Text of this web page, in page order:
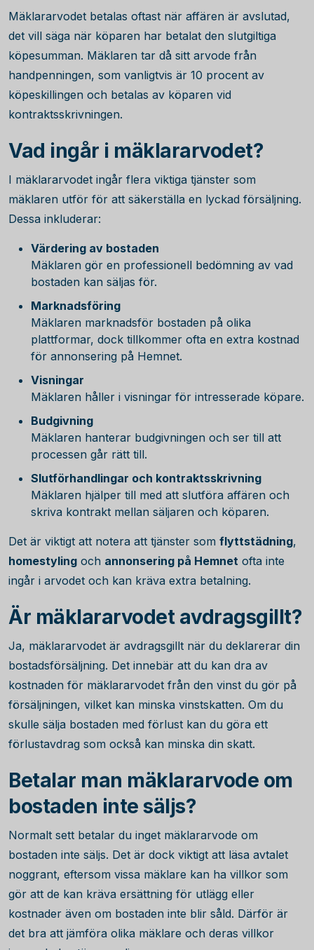
Mäklararvodet betalas oftast när affären är avslutad,
det vill säga när köparen har betalat den slutgiltiga
köpesumman. Mäklaren tar då sitt arvode från
handpenningen, som vanligtvis är 10 procent av
köpeskillingen och betalas av köparen vid
kontraktsskrivningen.
Vad ingår i mäklararvodet?
I mäklararvodet ingår flera viktiga tjänster som
mäklaren utför för att säkerställa en lyckad försäljning.
Dessa inkluderar:
Värdering av bostaden
Mäklaren gör en professionell bedömning av vad
bostaden kan säljas för.
Marknadsföring
Mäklaren marknadsför bostaden på olika
plattformar, dock tillkommer ofta en extra kostnad
för annonsering på Hemnet.
Visningar
Mäklaren håller i visningar för intresserade köpare.
Budgivning
Mäklaren hanterar budgivningen och ser till att
processen går rätt till.
Slutförhandlingar och kontraktsskrivning
Mäklaren hjälper till med att slutföra affären och
skriva kontrakt mellan säljaren och köparen.
Det är viktigt att notera att tjänster som flyttstädning,
homestyling och annonsering på Hemnet ofta inte
ingår i arvodet och kan kräva extra betalning.
Är mäklararvodet avdragsgillt?
Ja, mäklararvodet är avdragsgillt när du deklarerar din
bostadsförsäljning. Det innebär att du kan dra av
kostnaden för mäklararvodet från den vinst du gör på
försäljningen, vilket kan minska vinstskatten. Om du
skulle sälja bostaden med förlust kan du göra ett
förlustavdrag som också kan minska din skatt.
Betalar man mäklararvode om
bostaden inte säljs?
Normalt sett betalar du inget mäklararvode om
bostaden inte säljs. Det är dock viktigt att läsa avtalet
noggrant, eftersom vissa mäklare kan ha villkor som
gör att de kan kräva ersättning för utlägg eller
kostnader även om bostaden inte blir såld. Därför är
det bra att jämföra olika mäklare och deras villkor